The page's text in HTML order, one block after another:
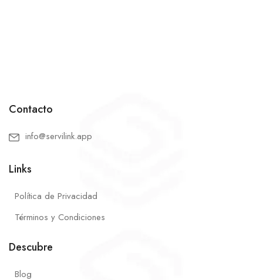
Contacto
info@servilink.app
Links
Política de Privacidad
Términos y Condiciones
Descubre
Blog